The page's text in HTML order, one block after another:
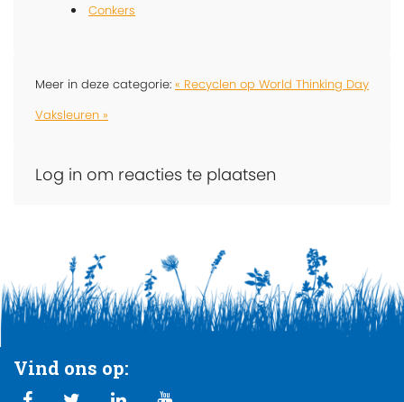
Conkers
Meer in deze categorie: « Recyclen op World Thinking Day
Vaksleuren »
Log in om reacties te plaatsen
Vind ons op: